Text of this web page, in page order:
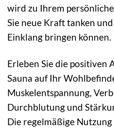
wird zu Ihrem
Sie neue Kraft tanken
Einklang bringen können.
Erleben Sie die positiven
Sauna auf Ihr
Muskelentspannung,
Durchblutung und
Die regelmäßige